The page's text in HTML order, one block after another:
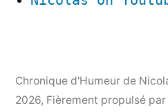
Chronique d'Humeur de
2026, Fièrement propulsé par